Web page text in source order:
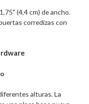
(4,4 cm) de ancho.
corredizas con
alturas. La